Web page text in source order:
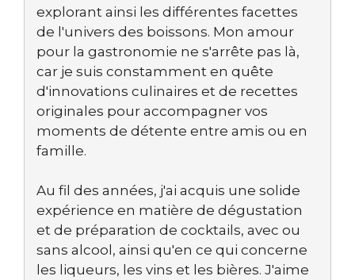
explorant ainsi les différentes facettes
de l'univers des boissons. Mon amour
pour la gastronomie ne s'arrête pas là,
car je suis constamment en quête
d'innovations culinaires et de recettes
originales pour accompagner vos
moments de détente entre amis ou en
famille.
Au fil des années, j'ai acquis une solide
expérience en matière de dégustation
et de préparation de cocktails, avec ou
sans alcool, ainsi qu'en ce qui concerne
les liqueurs, les vins et les bières. J'aime